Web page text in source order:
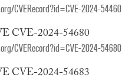
CVERecord?id=CVE-2024-54460
CVE-2024-54680
CVERecord?id=CVE-2024-54680
CVE-2024-54683